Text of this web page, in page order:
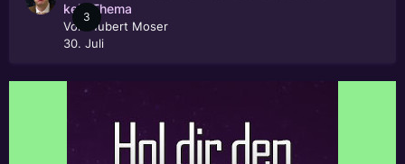
3
kein Thema
Von
Hubert Moser
30. Juli